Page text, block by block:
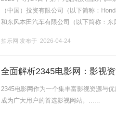
（中国）投资有限公司（以下简称：
和东风本田汽车有限公司（以下简称：
拍乐网 发布于 2026-04-24
全面解析2345电影网：影视
2345电影网作为一个集丰富影视资源与
成为广大用户的首选影视网站。......